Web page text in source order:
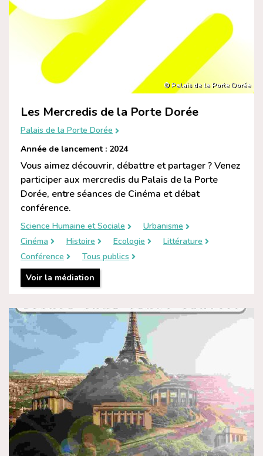
© Palais de la Porte Dorée
Les Mercredis de la Porte Dorée
Palais de la Porte Dorée
Année de lancement : 2024
Vous aimez découvrir, débattre et partager ? Venez
participer aux mercredis du Palais de la Porte
Dorée, entre séances de Cinéma et débat
conférence.
Science Humaine et Sociale
Urbanisme
Cinéma
Histoire Ecologie
Littérature
Conférence
Tous publics
Voir la médiation